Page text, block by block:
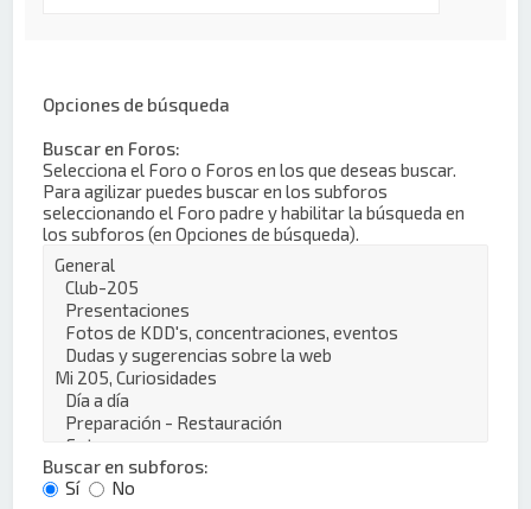
Opciones de búsqueda
Buscar en Foros:
Selecciona el Foro o Foros en los que deseas buscar.
Para agilizar puedes buscar en los subforos
seleccionando el Foro padre y habilitar la búsqueda en
los subforos (en Opciones de búsqueda).
Buscar en subforos:
Sí
No